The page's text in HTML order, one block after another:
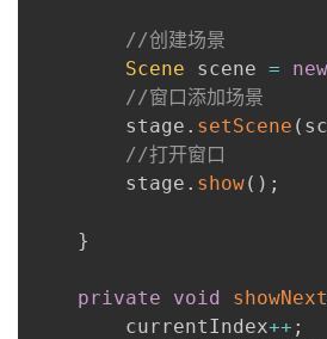
//创建场景
Scene scene = new
//窗口添加场景
        stage
. setScene (
//打开窗口
        stage
. show( ) ;
}
private void showNext
        currentIndex
++ ;